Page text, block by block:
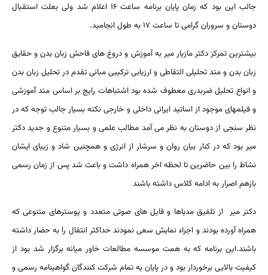
جالب این بود که زمان پایان برنامه ساعت ۱۶ اعلام شد ولی بعلت استقبال
دوستان و سروران گرامی تا ساعت ۱۷ به طول انجامید.
بیشترین تمرکز دکتر مازیار میر به آموزش و دروغ های فاحش زبان بدن و حقایق
زبان بدن و متد تحلیلی التقاطی و ارزیابی ترکیبی مبانى تقدم در تحلیل زبان بدن
و انواع تحلیل ضربدرى معطوف شده بود اشتباهات رایج بر اساس متد آموزشی
و فیلمهای موجود از اساتید ایرانی داخلی و خارجی نکته بسیار جالب توجه که در
نظر سنجی از دوستان به نظر می آمد مطالب علمی و بسیار متنوع و جدید دکتر
میر بود که در کنار بیان روان و سرشار از انرژی و همچنین شاد و زیبای ایشان
نشاط را بین حاضرین تا لحظه اخر همراه داشت و باعث شد پس از زمان رسمی
بازهم اصرار به ادامه کلاس داشته باشند
دکتر میر از تلفیق مدیاها و فایل های صوتی متعدد و پوسترهای متنوعی که
همراه آورده بودند و اجراء نمایش سعی نمودند حداکثر انتقال را به حضار داشته
باشند.این برنامه که به همت موسسه مطالعات خاور میانه برگزار شد بود از
کیفیت بالایی برخوردار بود و در پایان به تمام شرکت کنندگان گواهینامه رسمی و